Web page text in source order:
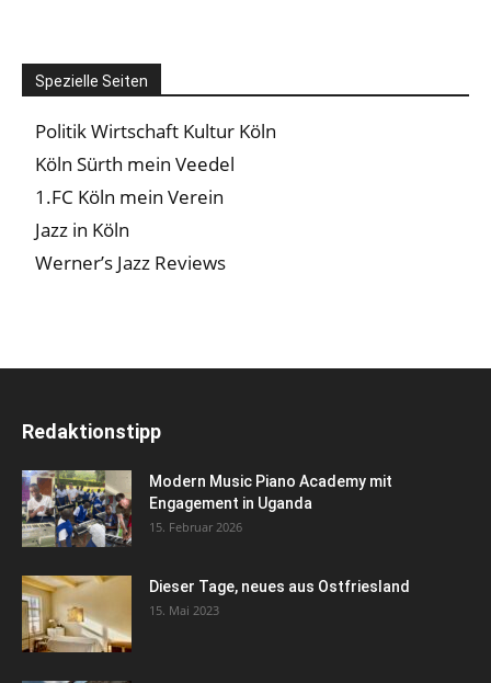
Spezielle Seiten
Politik Wirtschaft Kultur Köln
Köln Sürth mein Veedel
1.FC Köln mein Verein
Jazz in Köln
Werner’s Jazz Reviews
Redaktionstipp
Modern Music Piano Academy mit
Engagement in Uganda
15. Februar 2026
Dieser Tage, neues aus Ostfriesland
15. Mai 2023